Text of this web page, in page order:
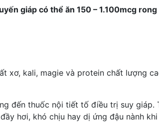
giáp có thể ăn 150 – 1.100mcg
xơ, kali, magie và protein chất lượng
đến thuốc nội tiết tố điều trị suy
hơi, khó chịu hay dị ứng đậu nành